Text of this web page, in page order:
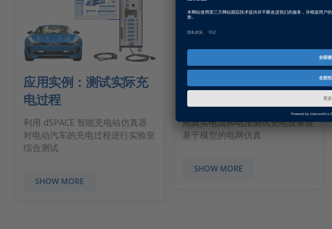
应用实例：测试实际充
电过程
利用 dSPACE 智能充电站仿真器
对电动汽车的充电过程进行实验室
综合测试
SHOW MORE
车载充电器的功率HIL测
用真实电流和电压测试充电设备及
基于模型的电网仿真
SHOW MORE